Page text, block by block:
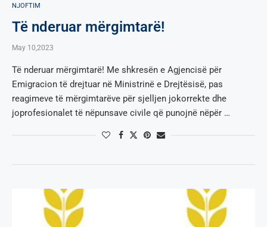
NJOFTIM
Të nderuar mërgimtarë!
May 10,2023
Të nderuar mërgimtarë! Me shkresën e Agjencisë për
Emigracion të drejtuar në Ministrinë e Drejtësisë, pas
reagimeve të mërgimtarëve për sjelljen jokorrekte dhe
joprofesionalet të nëpunsave civile që punojnë nëpër …